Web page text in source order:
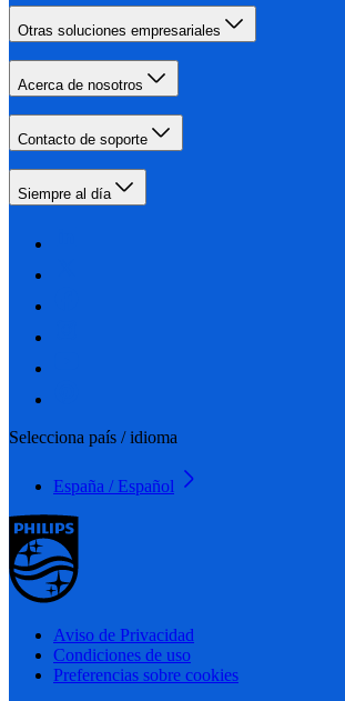
Otras soluciones empresariales
Acerca de nosotros
Contacto de soporte
Siempre al día
Selecciona país / idioma
España / Español
Aviso de Privacidad
Condiciones de uso
Preferencias sobre cookies